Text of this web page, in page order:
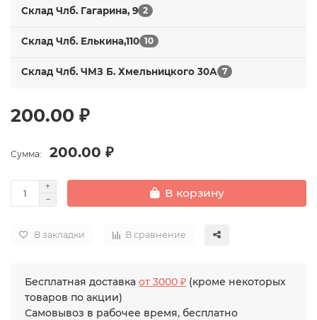
Склад Члб. Гагарина, 9 2
Склад Члб. Елькина,110 10
Склад Члб. ЧМЗ Б. Хмельницкого 30А 7
200.00 ₽
Сумма: 200.00 ₽
В корзину
В закладки В сравнение
Бесплатная доставка от 3000 ₽ (кроме некоторых
товаров по акции)
Самовывоз в рабочее время, бесплатно